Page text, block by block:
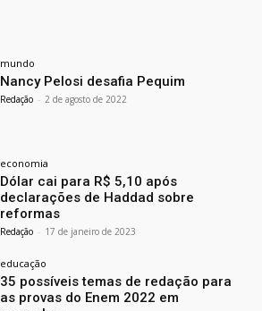
mundo
Nancy Pelosi desafia Pequim
Redação - 2 de agosto de 2022
economia
Dólar cai para R$ 5,10 após
declarações de Haddad sobre
reformas
Redação - 17 de janeiro de 2023
educação
35 possíveis temas de redação para
as provas do Enem 2022 em